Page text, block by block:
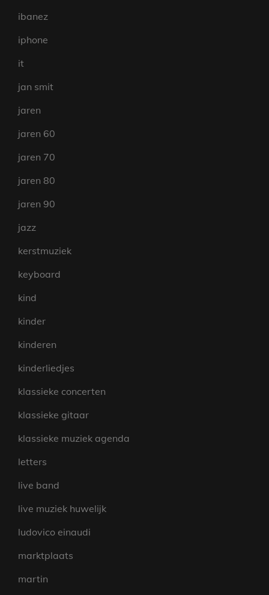
ibanez
iphone
it
jan smit
jaren
jaren 60
jaren 70
jaren 80
jaren 90
jazz
kerstmuziek
keyboard
kind
kinder
kinderen
kinderliedjes
klassieke concerten
klassieke gitaar
klassieke muziek agenda
letters
live band
live muziek huwelijk
ludovico einaudi
marktplaats
martin